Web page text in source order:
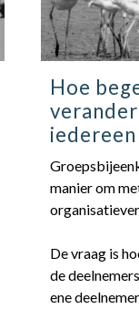
Hoe
manier om
De vraag is
de
ene